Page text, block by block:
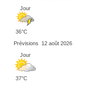
Jour
36°C
Prévisions
12 août 2026
Jour
37°C